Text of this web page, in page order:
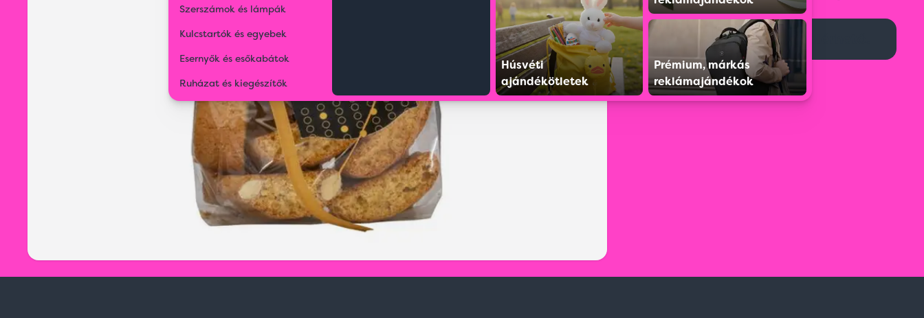
Szerszámok és lámpák
Kulcstartók és egyebek
Esernyők és esőkabátok
Ruházat és kiegészítők
Húsvéti
ajándékötletek
Prémium, márkás
reklámajándékok
Ez a termék jelenleg nem elérhető.